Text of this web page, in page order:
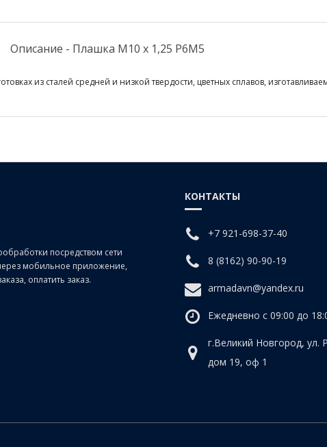
Описание - Плашка М10 х 1,25 Р6М5
из сталей средней и низкой твердости, цветных сплавов,
посредством сети
мобильное приложение,
оплатить заказ.
КОНТАКТЫ
+7 921-698-37-40
8 (8162) 90-90-19
armadavn@yandex.ru
Ежедневно с 09:00 до
г.Великий Новгород, ул.
дом 19, оф 1